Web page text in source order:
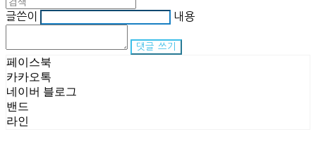
글쓴이 내용
댓글 쓰기
페이스북
카카오톡
네이버 블로그
밴드
라인